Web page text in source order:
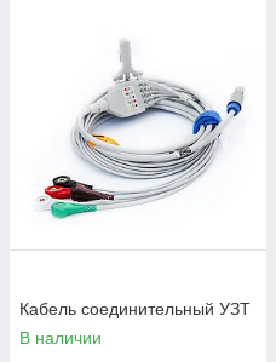
Кабель соединительный УЗТ
В наличии